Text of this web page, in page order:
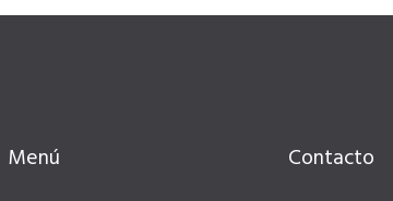
Menú Contacto